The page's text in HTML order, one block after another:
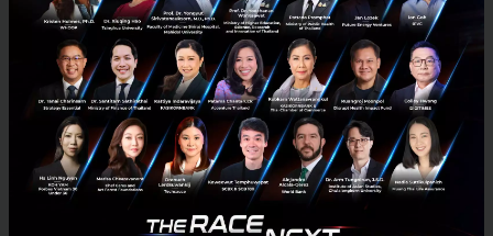
Selling Connectivity to Monetizing AI
Huawei unveils its vision for AI-powered telecom at MWC Shanghai
2026, introducing Token Monetization, 5G-Advanced, and AI-
centric networks to help operators unlock new revenue opp...
June 25, 2026| ByTechsauce Team
0
News huawei telecom mwc-shanghai-2026